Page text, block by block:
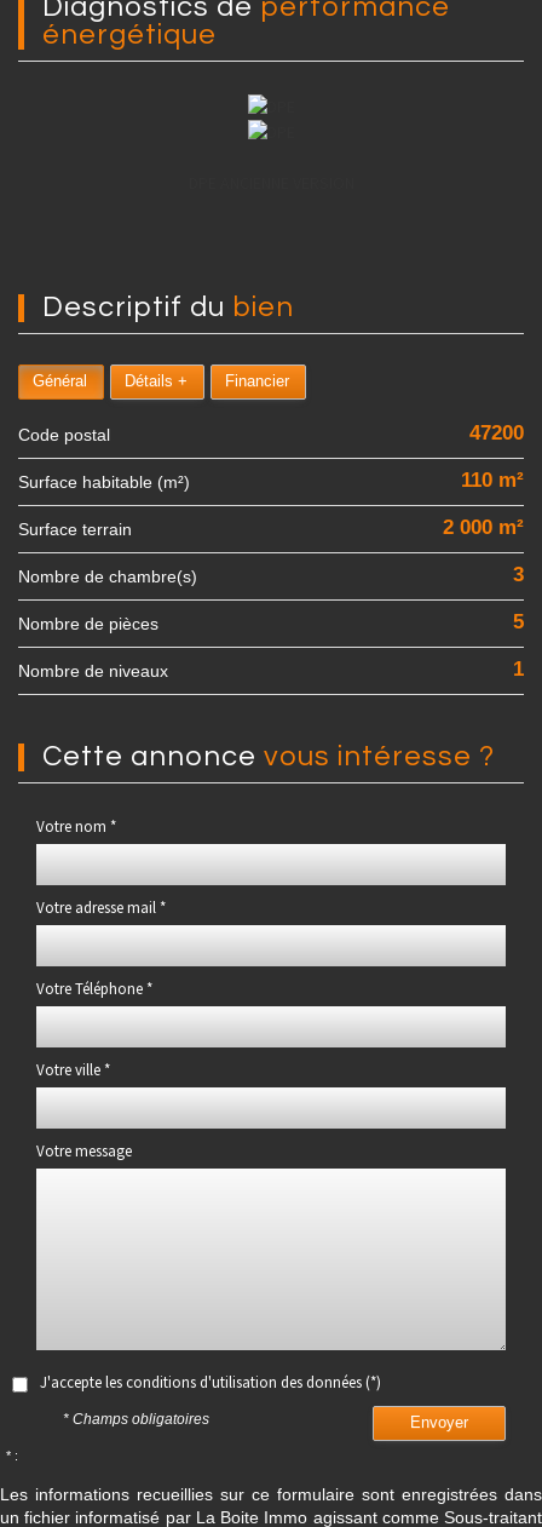
diagnostics de performance
énergétique
descriptif du bien
Général Détails + Financier
Code postal 47200
Surface habitable (m²) 110 m²
surface terrain 2 000 m²
Nombre de chambre(s) 3
Nombre de pièces 5
Nombre de niveaux 1
cette annonce vous intéresse ?
Votre nom *
Votre adresse mail *
Votre Téléphone *
Votre ville *
Votre message
J'accepte les conditions d'utilisation des données (*)
Envoyer
* Champs obligatoires
* :
Les informations recueillies sur ce formulaire sont enregistrées dans
un fichier informatisé par La Boite Immo agissant comme Sous-traitant